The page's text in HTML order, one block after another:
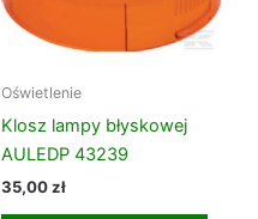
Oświetlenie
Klosz lampy błyskowej
AULEDP 43239
35,00zł